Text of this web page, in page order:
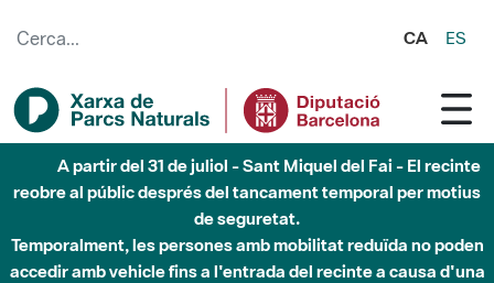
CA ES
A partir del 31 de juliol - Sant Miquel del Fai - El recinte
reobre al públic després del tancament temporal per motius
de seguretat.
Temporalment, les persones amb mobilitat reduïda no poden
accedir amb vehicle fins a l'entrada del recinte a causa d'una